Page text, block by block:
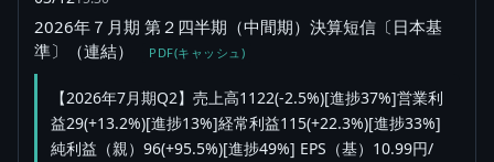
2026年７月期 第２四半期（中間期）決算短信〔日本基
準〕（連結）
PDF(キャッシュ)
【2026年7月期Q2】売上高1122(-2.5%)[進捗37%]営業利
益29(+13.2%)[進捗13%]経常利益115(+22.3%)[進捗33%]
純利益（親）96(+95.5%)[進捗49%] EPS（基）10.99円/